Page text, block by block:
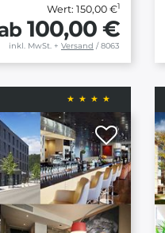
Wert: 150,00 €1
100,00 €
inkl. MwSt. + Versand / 8063